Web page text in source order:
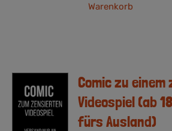
Warenkorb
Comic zu
Videospiel (ab
fürs Ausland)